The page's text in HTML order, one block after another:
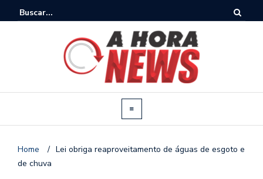
Home / Lei obriga reaproveitamento de águas de esgoto e
de chuva